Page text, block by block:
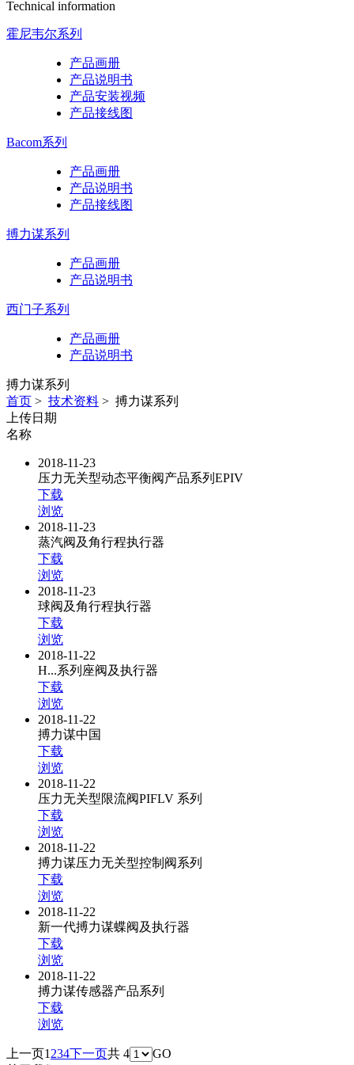
Technical information
霍尼韦尔系列
产品画册
产品说明书
产品安装视频
产品接线图
Bacom系列
产品画册
产品说明书
产品接线图
搏力谋系列
产品画册
产品说明书
西门子系列
产品画册
产品说明书
搏力谋系列
首页 > 技术资料 > 搏力谋系列
上传日期
名称
2018-11-23
压力无关型动态平衡阀产品系列EPIV
下载
浏览
2018-11-23
蒸汽阀及角行程执行器
下载
浏览
2018-11-23
球阀及角行程执行器
下载
浏览
2018-11-22
H...系列座阀及执行器
下载
浏览
2018-11-22
搏力谋中国
下载
浏览
2018-11-22
压力无关型限流阀PIFLV 系列
下载
浏览
2018-11-22
搏力谋压力无关型控制阀系列
下载
浏览
2018-11-22
新一代搏力谋蝶阀及执行器
下载
浏览
2018-11-22
搏力谋传感器产品系列
下载
浏览
上一页1 234下一页共 4
GO